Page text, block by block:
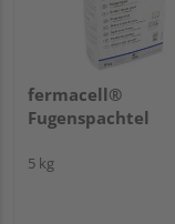
fermacell®
Fugenspachtel
5 kg